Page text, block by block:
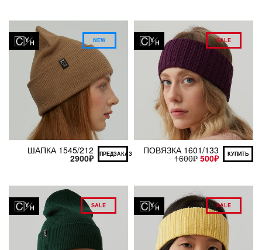
NEW
ШАПКА 1545/212
2900₽ ПРЕДЗАКАЗ
SALE
ПОВЯЗКА 1601/133
1600₽ 500₽ КУПИТЬ
SALE SALE